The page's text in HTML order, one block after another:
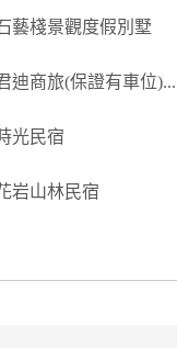
藝棧景觀度假別墅
迪商旅(保證有車位)...
光民宿
岩山林民宿